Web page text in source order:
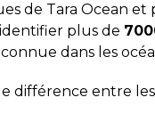
de Tara Ocean et
plus de
dans les
différence entre